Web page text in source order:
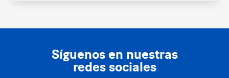
Síguenos en nuestras
redes sociales